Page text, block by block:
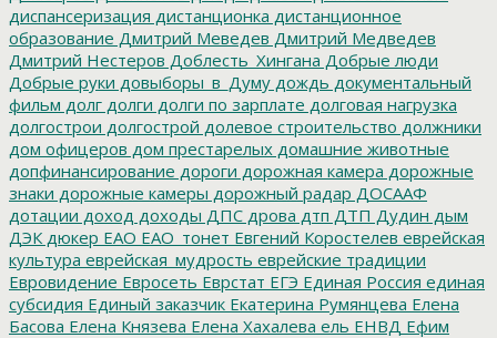
диспансеризация дистанционка дистанционное
образование Дмитрий Меведев Дмитрий Медведев
Дмитрий Нестеров Доблесть_Хингана Добрые люди
Добрые руки довыборы_в_Думу дождь документальный
фильм долг долги долги по зарплате долговая нагрузка
долгострои долгострой долевое строительство должники
дом офицеров дом престарелых домашние животные
допфинансирование дороги дорожная камера дорожные
знаки дорожные камеры дорожный радар ДОСААФ
дотации доход доходы ДПС дрова дтп ДТП Дудин дым
ДЭК дюкер ЕАО ЕАО_тонет Евгений Коростелев еврейская
культура еврейская_мудрость еврейские традиции
Евровидение Евросеть Еврстат ЕГЭ Единая Россия единая
субсидия Единый заказчик Екатерина Румянцева Елена
Басова Елена Князева Елена Хахалева ель ЕНВД Ефим